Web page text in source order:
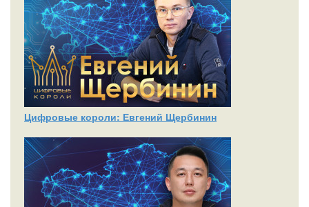
Цифровые короли: Евгений Щербинин